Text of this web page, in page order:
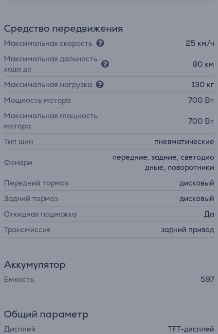
Средство передвижения
Максимальная скорость
25 км/ч
Максимальная дальность
хода до
80 км
Максимальная нагрузка
130 кг
Мощность мотора
700 Вт
Максимальная mощность
мотора
700 Вт
Тип шин пневматические
Фонари
передние, задние, светодио
дные, поворотники
Передний тормоз
дисковый
Задний тормоз
дисковый
Откидная подножка
Да
Трансмиссия
задний привод
Аккумулятор
Емкость 597
Общий параметр
Дисплей
TFT-дисплей